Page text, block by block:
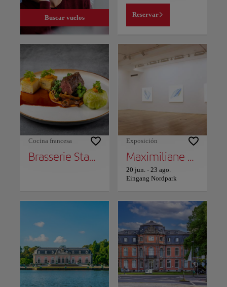
Buscar vuelos Reservar
Cocina francesa
Brasserie Stadthaus
Exposición
Maximiliane Baumgartner: Proxy - El ciudadano como planta
20 jun. - 23 ago.
Eingang Nordpark